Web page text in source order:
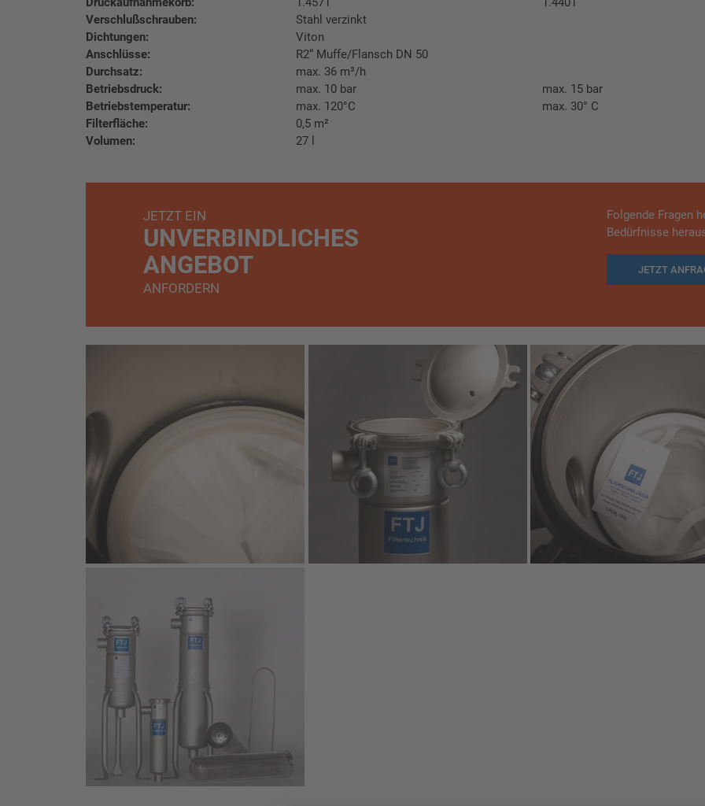
Verschlußschrauben:
Stahl verzinkt
Dichtungen:
Viton
Anschlüsse:
R2“ Muffe/Flansch DN 50
Durchsatz:
max. 36 m³/h
Betriebsdruck:
max. 10 bar
max. 15 bar
Betriebstemperatur:
max. 120°C
max. 30° C
Filterfläche:
0,5 m²
Volumen:
27 l
JETZT EIN
UNVERBINDLICHES
ANGEBOT
ANFORDERN
Folgende Fragen
Bedürfnisse
JETZT